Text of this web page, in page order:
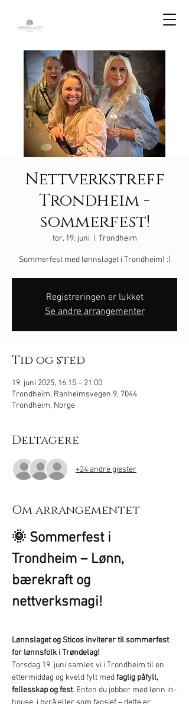
Nettverkstreff
Trondheim -
sommerfest!
tor. 19. juni Trondheim
Sommerfest med lønnslaget i Trondheim! :)
Registreringen er lukket
Se andre arrangementer
Tid og sted
19. juni 2025, 16:15 – 21:00
Trondheim, Ranheimsvegen 9, 7044
Trondheim, Norge
Deltagere
+24 andre gjester
Om arrangementet
🌞 Sommerfest i
Trondheim – Lønn,
bærekraft og
nettverksmagi!
Lønnslaget og Sticos inviterer til sommerfest
for lønnsfolk i Trøndelag!
Torsdag 19. juni samles vi i Trondheim til en
ettermiddag og kveld fylt med faglig påfyll,
fellesskap og fest. Enten du jobber med lønn in-